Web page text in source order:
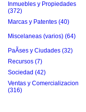
Inmuebles y Propiedades
(372)
Marcas y Patentes (40)
Miscelaneas (varios) (64)
PaÃ­ses y Ciudades (32)
Recursos (7)
Sociedad (42)
Ventas y Comercializacion
(316)